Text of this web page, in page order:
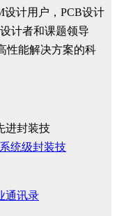
计用户，PCB设计
计者和课题领导
性能解决方案的科
进封装技
系统级封装技
通讯录